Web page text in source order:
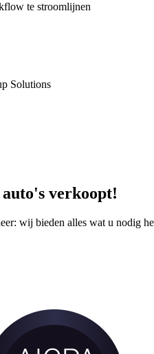
te stroomlijnen
Solutions
verkoopt!
wij bieden alles wat u nodig